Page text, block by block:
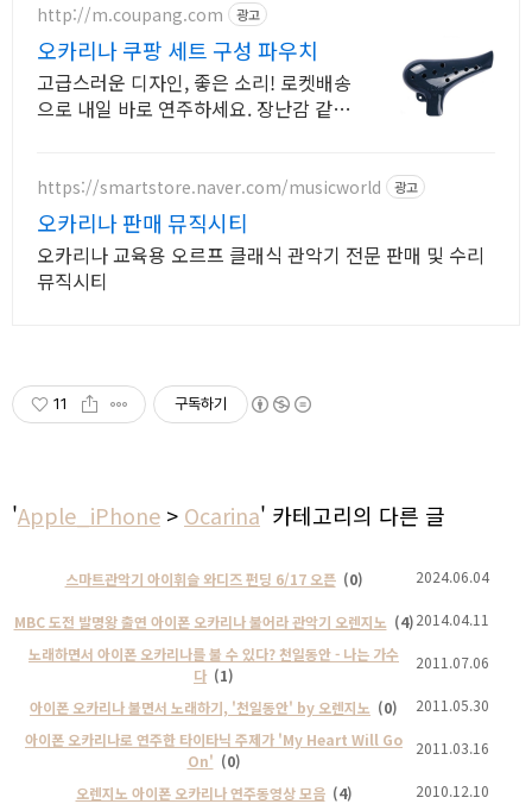
http://m.coupang.com 광고
오카리나 쿠팡 세트 구성 파우치
고급스러운 디자인, 좋은 소리! 로켓배송
으로 내일 바로 연주하세요. 장난감 같지
https://smartstore.naver.com/musicworld 광고
오카리나 판매 뮤직시티
오카리나 교육용 오르프 클래식 관악기 전문 판매 및 수리
뮤직시티
11 구독하기
'Apple_iPhone > Ocarina' 카테고리의 다른 글
스마트관악기 아이휘슬 와디즈 펀딩 6/17 오픈 (0) 2024.06.04
MBC 도전 발명왕 출연 아이폰 오카리나 불어라 관악기 오렌지노 (4)2014.04.11
노래하면서 아이폰 오카리나를 불 수 있다? 천일동안 - 나는 가수
다 (1)
2011.07.06
아이폰 오카리나 불면서 노래하기, '천일동안' by 오렌지노 (0)
2011.05.30
아이폰 오카리나로 연주한 타이타닉 주제가 'My Heart Will Go
On' (0)
2011.03.16
오렌지노 아이폰 오카리나 연주동영상 모음 (4) 2010.12.10